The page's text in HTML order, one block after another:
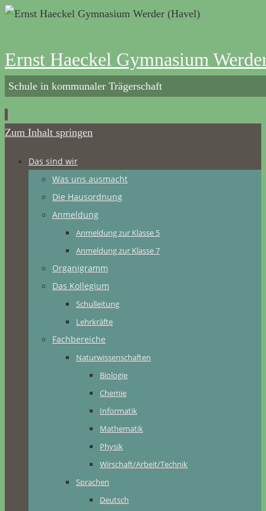
Ernst Haeckel Gymnasium
Schule in kommunaler Trägerschaft
Zum Inhalt springen
Das sind wir
Was uns ausmacht
Die Hausordnung
Anmeldung
Anmeldung zur Klasse 5
Anmeldung zur Klasse 7
Organigramm
Das Kollegium
Schulleitung
Lehrkräfte
Fachbereiche
Naturwissenschaften
Biologie
Chemie
Informatik
Mathematik
Physik
Wirschaft/Arbeit/Technik
Sprachen
Deutsch